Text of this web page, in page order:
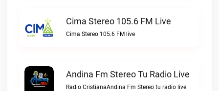
Cima Stereo 105.6 FM Live
Cima Stereo 105.6 FM live
Andina Fm Stereo Tu Radio Live
Radio CristianaAndina Fm Stereo tu radio live